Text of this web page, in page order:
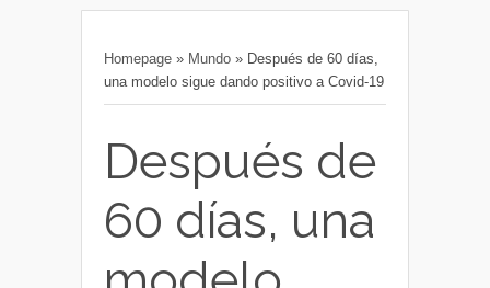
Homepage » Mundo » Después de 60 días,
una modelo sigue dando positivo a Covid-19
Después de
60 días, una